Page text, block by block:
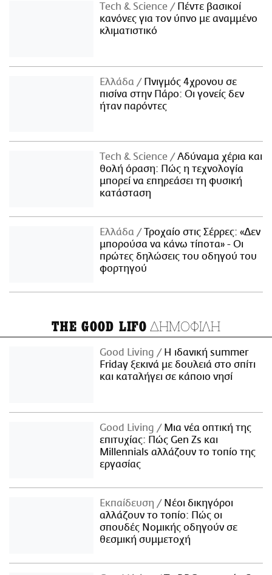
Τech & Science
Πέντε βασικοί
κανόνες για τον ύπνο με αναμμένο
κλιματιστικό
Ελλάδα
Πνιγμός 4χρονου σε
πισίνα στην Πάρο: Οι γονείς δεν
ήταν παρόντες
Τech & Science
Αδύναμα χέρια και
θολή όραση: Πώς η τεχνολογία
μπορεί να επηρεάσει τη φυσική
κατάσταση
Ελλάδα
Τροχαίο στις Σέρρες: «Δεν
μπορούσα να κάνω τίποτα» - Οι
πρώτες δηλώσεις του οδηγού του
φορτηγού
THE GOOD LIFO ΔΗΜΟΦΙΛΗ
Good Living
Η ιδανική summer
Friday ξεκινά με δουλειά στο σπίτι
και καταλήγει σε κάποιο νησί
Good Living
Μια νέα οπτική της
επιτυχίας: Πώς Gen Zs και
Millennials αλλάζουν το τοπίο της
εργασίας
Εκπαίδευση
Νέοι δικηγόροι
αλλάζουν το τοπίο: Πώς οι
σπουδές Νομικής οδηγούν σε
θεσμική συμμετοχή